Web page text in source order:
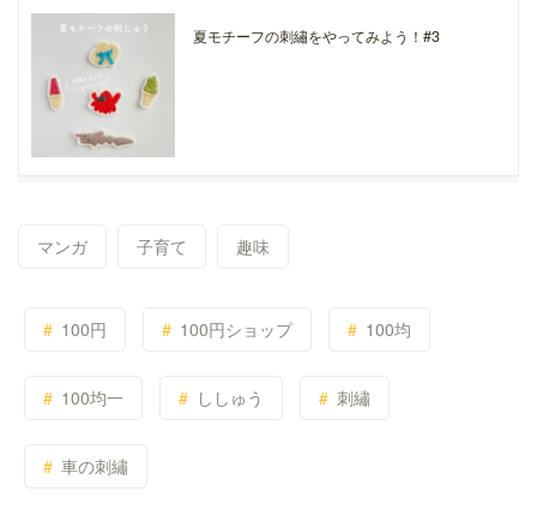
夏モチーフの刺繡をやってみよう！#3
マンガ 子育て 趣味
100円 100円ショップ 100均
100均一 ししゅう 刺繡
車の刺繡